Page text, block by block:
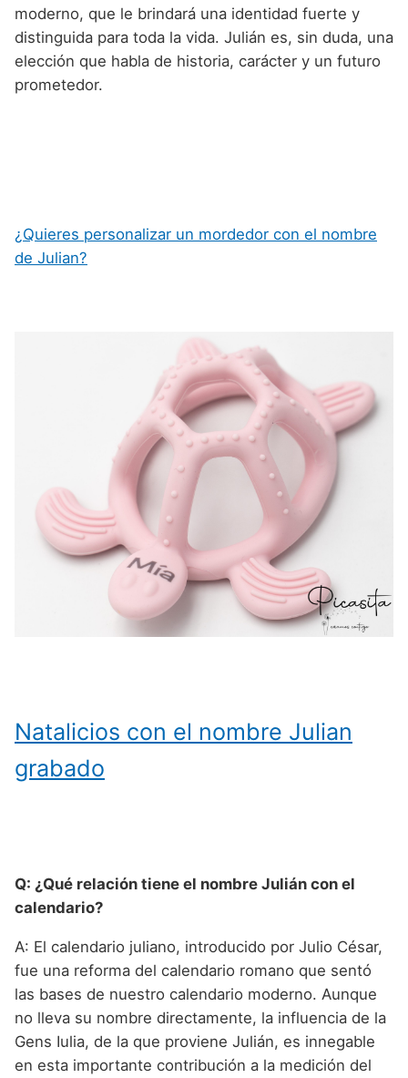
moderno, que le brindará una identidad fuerte y
distinguida para toda la vida. Julián es, sin duda, una
elección que habla de historia, carácter y un futuro
prometedor.
¿Quieres personalizar un mordedor con el nombre
de Julian?
Natalicios con el nombre Julian
grabado
Q: ¿Qué relación tiene el nombre Julián con el
calendario?
A: El calendario juliano, introducido por Julio César,
fue una reforma del calendario romano que sentó
las bases de nuestro calendario moderno. Aunque
no lleva su nombre directamente, la influencia de la
Gens Iulia, de la que proviene Julián, es innegable
en esta importante contribución a la medición del